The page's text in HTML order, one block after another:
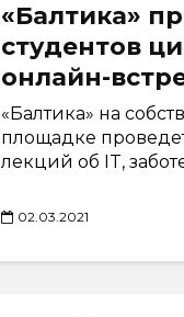
«Балтика»
студентов
онлайн-
«Балтика» на
площадке
лекций об IT,
02.03.2021